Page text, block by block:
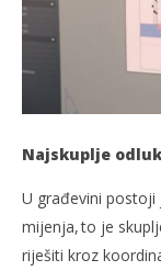
Najskuplje
U građevini postoji
mijenja, to je
riješiti kroz